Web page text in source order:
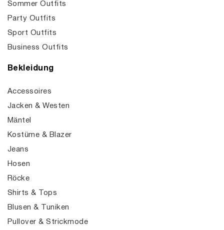
Sommer Outfits
Party Outfits
Sport Outfits
Business Outfits
Bekleidung
Accessoires
Jacken & Westen
Mäntel
Kostüme & Blazer
Jeans
Hosen
Röcke
Shirts & Tops
Blusen & Tuniken
Pullover & Strickmode